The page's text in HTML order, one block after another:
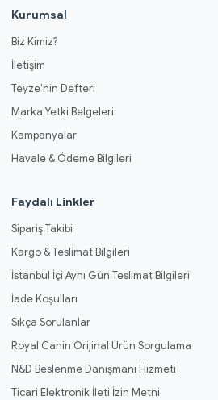
Kurumsal
Biz Kimiz?
İletişim
Teyze'nin Defteri
Marka Yetki Belgeleri
Kampanyalar
Havale & Ödeme Bilgileri
Faydalı Linkler
Sipariş Takibi
Kargo & Teslimat Bilgileri
İstanbul İçi Aynı Gün Teslimat Bilgileri
İade Koşulları
Sıkça Sorulanlar
Royal Canin Orijinal Ürün Sorgulama
N&D Beslenme Danışmanı Hizmeti
Ticari Elektronik İleti İzin Metni